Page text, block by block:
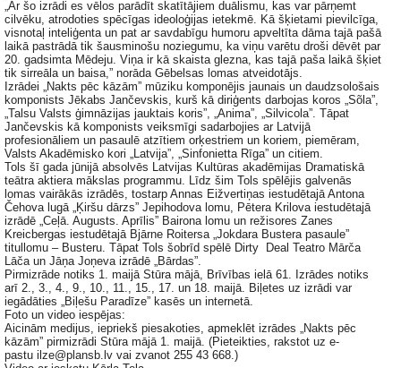
„Ar šo izrādi es vēlos parādīt skatītājiem duālismu, kas var pārņemt
cilvēku, atrodoties spēcīgas ideoloģijas ietekmē. Kā šķietami pievilcīga,
visnotaļ inteliģenta un pat ar savdabīgu humoru apveltīta dāma tajā pašā
laikā pastrādā tik šausminošu noziegumu, ka viņu varētu droši dēvēt par
20. gadsimta Mēdeju. Viņa ir kā skaista glezna, kas tajā paša laikā šķiet
tik sirreāla un baisa,” norāda Gēbelsas lomas atveidotājs.
Izrādei „Nakts pēc kāzām” mūziku komponējis jaunais un daudzsološais
komponists Jēkabs Jančevskis, kurš kā diriģents darbojas koros „Sõla”,
„Talsu Valsts ģimnāzijas jauktais koris”, „Anima”, „Silvicola”. Tāpat
Jančevskis kā komponists veiksmīgi sadarbojies ar Latvijā
profesionāliem un pasaulē atzītiem orķestriem un koriem, piemēram,
Valsts Akadēmisko kori „Latvija”, „Sinfonietta Rīga” un citiem.
Tols šī gada jūnijā absolvēs Latvijas Kultūras akadēmijas Dramatiskā
teātra aktiera mākslas programmu. Līdz šim Tols spēlējis galvenās
lomas vairākās izrādēs, tostarp Annas Eižvertiņas iestudētajā Antona
Čehova lugā „Ķiršu dārzs” Jepihodova lomu, Pētera Krilova iestudētajā
izrādē „Ceļā. Augusts. Aprīlis” Bairona lomu un režisores Zanes
Kreicbergas iestudētajā Bjārne Roitersa „Jokdara Bustera pasaule”
titullomu – Busteru. Tāpat Tols šobrīd spēlē Dirty Deal Teatro Mārča
Lāča un Jāņa Joņeva izrādē „Bārdas”.
Pirmizrāde notiks 1. maijā Stūra mājā, Brīvības ielā 61. Izrādes notiks
arī 2., 3., 4., 9., 10., 11., 15., 17. un 18. maijā. Biļetes uz izrādi var
iegādāties „Biļešu Paradīze” kasēs un internetā.
Foto un video iespējas:
Aicinām medijus, iepriekš piesakoties, apmeklēt izrādes „Nakts pēc
kāzām” pirmizrādi Stūra mājā 1. maijā. (Pieteikties, rakstot uz e-
pastu ilze@plansb.lv vai zvanot 255 43 668.)